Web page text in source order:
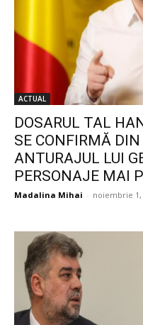
ACTUAL
DOSARUL TAL
SE CONFIRMĂ
ANTURAJUL LUI
PERSONAJE MAI
Madalina Mihai - noiembrie 1,